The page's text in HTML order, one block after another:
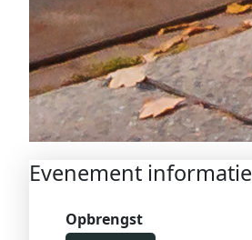
Evenement informatie
Opbrengst